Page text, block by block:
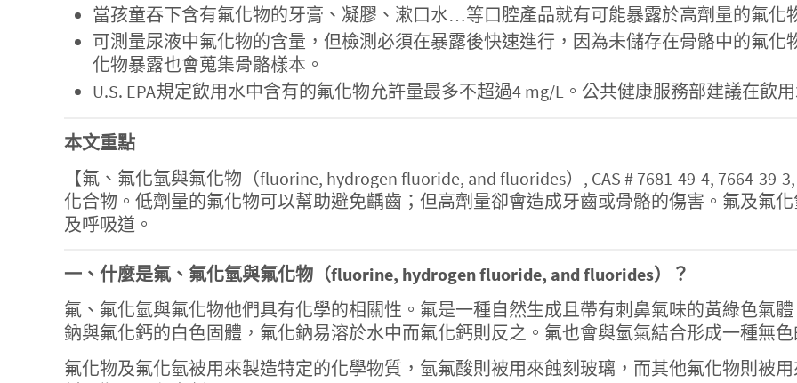
當孩童吞下含有氟化物的牙膏、凝膠、漱口水…等口腔產品就有可能暴露於高劑量的氟化
可測量尿液中氟化物的含量，但檢測必須在暴露後快速進行，因為未儲存在骨骼中的氟
化物暴露也會蒐集骨骼樣本。
U.S. EPA規定飲用水中含有的氟化物允許量最多不超過4 mg/L。公共健康服務部建議在飲
本文重點
【氟、氟化氫與氟化物（fluorine, hydrogen fluoride, and fluorides）, CAS # 7681-49-4, 7664-
化合物。低劑量的氟化物可以幫助避免齲齒；但高劑量卻會造成牙齒或骨骼的傷害。氟及氟
及呼吸道。
一、什麼是氟、氟化氫與氟化物（fluorine, hydrogen fluoride, and fluorides）？
氟、氟化氫與氟化物他們具有化學的相關性。氟是一種自然生成且帶有刺鼻氣味的黃綠色氣
鈉與氟化鈣的白色固體，氟化鈉易溶於水中而氟化鈣則反之。氟也會與氫氣結合形成一種無
氟化物及氟化氫被用來製造特定的化學物質，氫氟酸則被用來蝕刻玻璃，而其他氟化物則被